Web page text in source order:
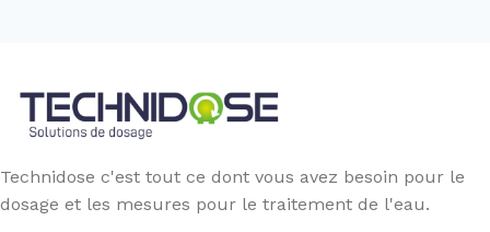
Technidose c'est tout ce dont vous avez besoin pour le
dosage et les mesures pour le traitement de l'eau.